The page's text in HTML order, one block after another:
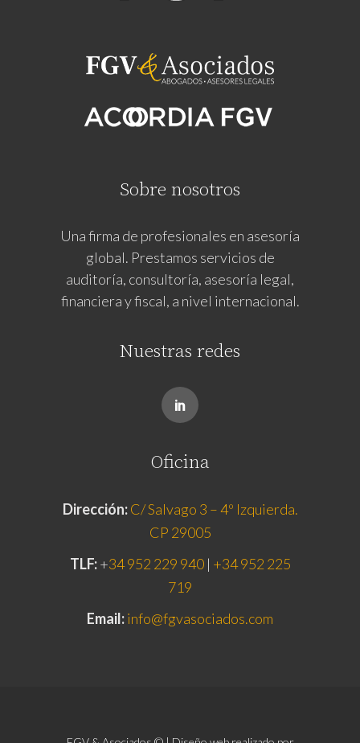
Sobre nosotros
Una firma de profesionales en asesoría
global. Prestamos servicios de
auditoría, consultoría, asesoría legal,
financiera y fiscal, a nivel internacional.
Nuestras redes
Oficina
Dirección: C/ Salvago 3 – 4º Izquierda.
CP 29005
TLF:+34 952 229 940| +34 952 225
719
Email:info@fgvasociados.com